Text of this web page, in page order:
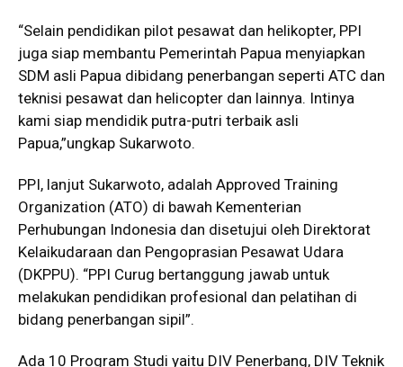
“Selain pendidikan pilot pesawat dan helikopter, PPI
juga siap membantu Pemerintah Papua menyiapkan
SDM asli Papua dibidang penerbangan seperti ATC dan
teknisi pesawat dan helicopter dan lainnya. Intinya
kami siap mendidik putra-putri terbaik asli
Papua,”ungkap Sukarwoto.
PPI, lanjut Sukarwoto, adalah Approved Training
Organization (ATO) di bawah Kementerian
Perhubungan Indonesia dan disetujui oleh Direktorat
Kelaikudaraan dan Pengoprasian Pesawat Udara
(DKPPU). “PPI Curug bertanggung jawab untuk
melakukan pendidikan profesional dan pelatihan di
bidang penerbangan sipil”.
Ada 10 Program Studi yaitu DIV Penerbang, DIV Teknik